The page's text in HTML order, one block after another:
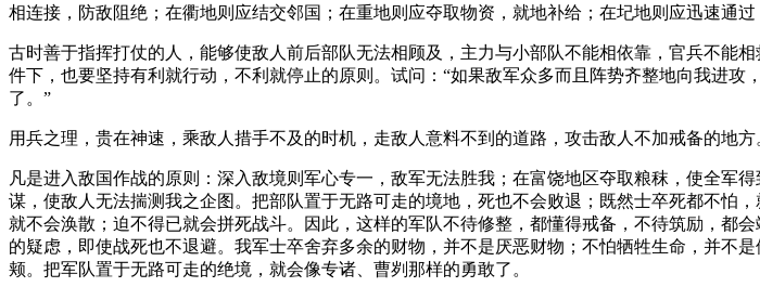
相连接，防敌阻绝；在衢地则应结交邻国；在重地则应夺取物资，就地补给；在圮地则应迅速通
古时善于指挥打仗的人，能够使敌人前后部队无法相顾及，主力与小部队不能相依靠，官兵不能
件下，也要坚持有利就行动，不利就停止的原则。试问：“如果敌军众多而且阵势齐整地向我进
了。”
用兵之理，贵在神速，乘敌人措手不及的时机，走敌人意料不到的道路，攻击敌人不加戒备的地方
凡是进入敌国作战的原则：深入敌境则军心专一，敌军无法胜我；在富饶地区夺取粮秣，使全
谋，使敌人无法揣测我之企图。把部队置于无路可走的境地，死也不会败退；既然士卒死都不怕
就不会涣散；迫不得已就会拼死战斗。因此，这样的军队不待修整，都懂得戒备，不待筑励，都
的疑虑，即使战死也不退避。我军士卒舍弃多余的财物，并不是厌恶财物；不怕牺牲生命，并不
颊。把军队置于无路可走的绝境，就会像专诸、曹刿那样的勇敢了。